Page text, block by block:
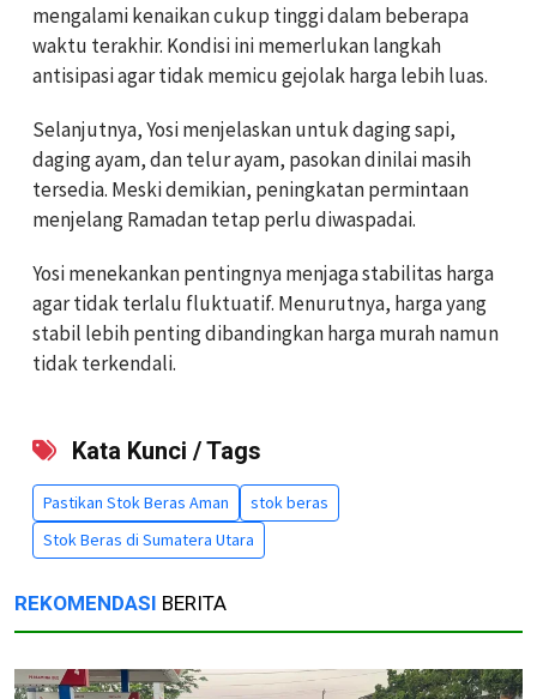
mengalami kenaikan cukup tinggi dalam beberapa
waktu terakhir. Kondisi ini memerlukan langkah
antisipasi agar tidak memicu gejolak harga lebih luas.
Selanjutnya, Yosi menjelaskan untuk daging sapi,
daging ayam, dan telur ayam, pasokan dinilai masih
tersedia. Meski demikian, peningkatan permintaan
menjelang Ramadan tetap perlu diwaspadai.
Yosi menekankan pentingnya menjaga stabilitas harga
agar tidak terlalu fluktuatif. Menurutnya, harga yang
stabil lebih penting dibandingkan harga murah namun
tidak terkendali.
Kata Kunci / Tags
Pastikan Stok Beras Aman
stok beras
Stok Beras di Sumatera Utara
REKOMENDASI BERITA